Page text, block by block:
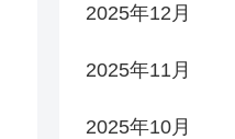
2025年12月
2025年11月
2025年10月